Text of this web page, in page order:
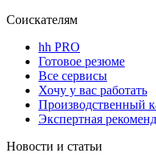
Соискателям
hh PRO
Готовое резюме
Все сервисы
Хочу у вас работать
Производственный
Экспертная
Новости и статьи